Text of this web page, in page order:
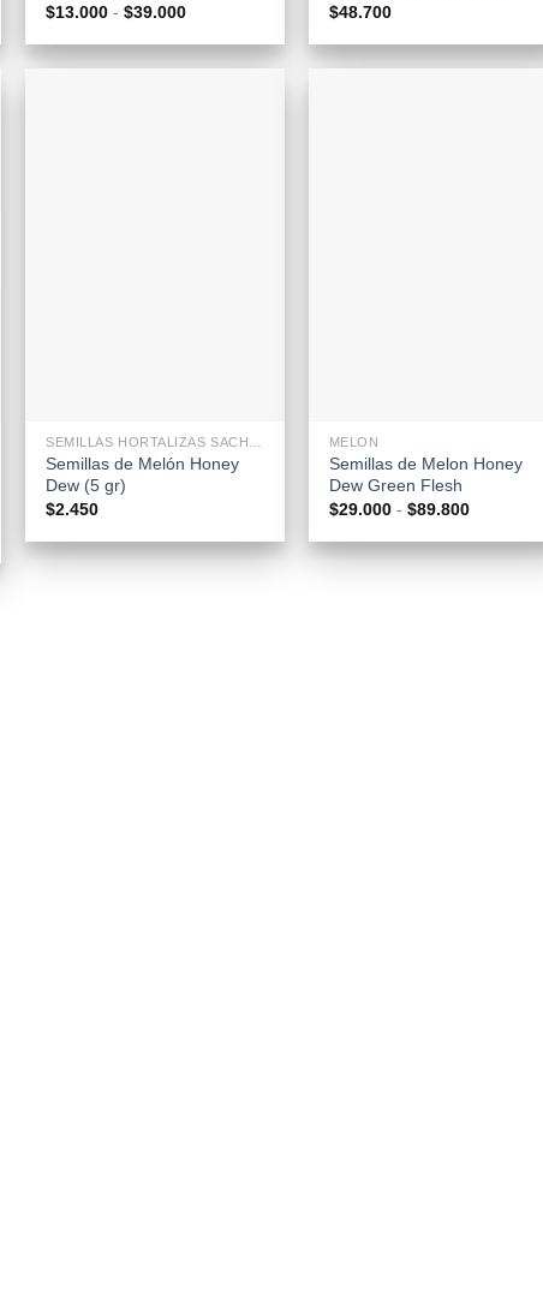
$13.000 - $39.000Rango
precios:
$48.700
Semillas de Melón Honey
Dew (5 gr)
$2.450
MELON
Semillas de Melon Honey
Dew Green Flesh
$29.000 - $89.800Rango
precios:
desde